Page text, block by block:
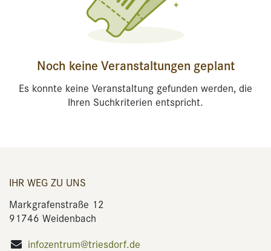
Noch keine Veranstaltungen geplant
Es konnte keine Veranstaltung gefunden werden, die
Ihren Suchkriterien entspricht.
IHR WEG ZU UNS
Markgrafenstraße 12
91746 Weidenbach
infozentrum@triesdorf.de